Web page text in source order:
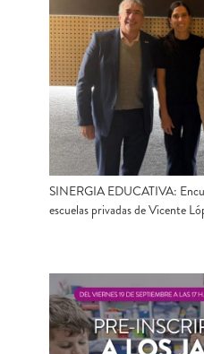
SINERGIA EDUCATIVA:
escuelas privadas de Vicente